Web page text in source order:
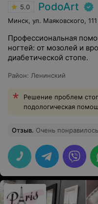
5.0 PodoArt
Минск, ул. Маяковского, 111
Профессиональная
ногтей: от мозолей и
диабетической стопе.
Район: Ленинский
Решение проблем
подологическая
Отзыв. Очень